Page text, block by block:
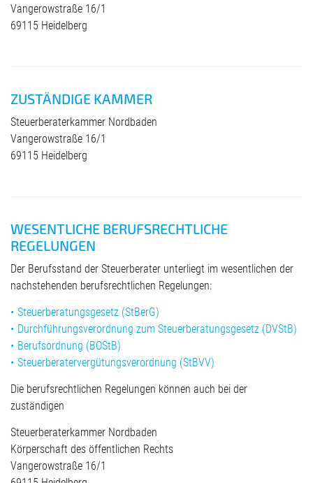
Vangerowstraße 16/1
69115 Heidelberg
ZUSTÄNDIGE KAMMER
Steuerberaterkammer Nordbaden
Vangerowstraße 16/1
69115 Heidelberg
WESENTLICHE BERUFSRECHTLICHE
REGELUNGEN
Der Berufsstand der Steuerberater unterliegt im wesentlichen der
nachstehenden berufsrechtlichen Regelungen:
Steuerberatungsgesetz (StBerG)
Durchführungsverordnung zum Steuerberatungsgesetz (DVStB)
Berufsordnung (BOStB)
Steuerberatervergütungsverordnung (StBVV)
Die berufsrechtlichen Regelungen können auch bei der
zuständigen
Steuerberaterkammer Nordbaden
Körperschaft des öffentlichen Rechts
Vangerowstraße 16/1